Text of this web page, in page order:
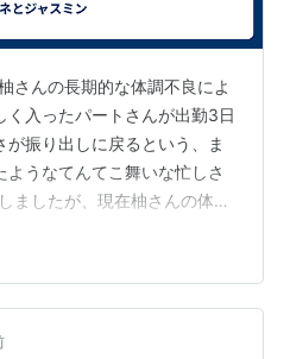
さんの長期的な体調不良によ
く入ったパートさんが出勤3日
が振り出しに戻るという、ま
ようなてんてこ舞いな忙しさ
ましたが、現在柚さんの体調
さんの映画観に行ったり、
の連ドラが決まったり、ミ
地上波放送決まったり、
り、神ちゃんのソロプロジェ